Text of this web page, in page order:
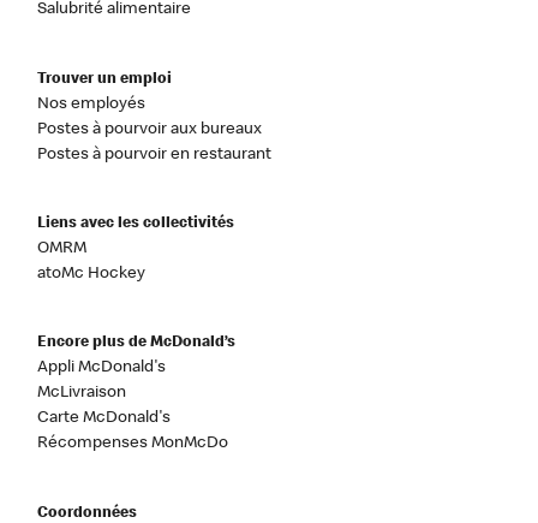
Salubrité alimentaire
Trouver un emploi
Nos employés
Postes à pourvoir aux bureaux
Postes à pourvoir en restaurant
Liens avec les collectivités
OMRM
atoMc Hockey
Encore plus de McDonald’s
Appli McDonald's
McLivraison
Carte McDonald's
Récompenses MonMcDo
Coordonnées